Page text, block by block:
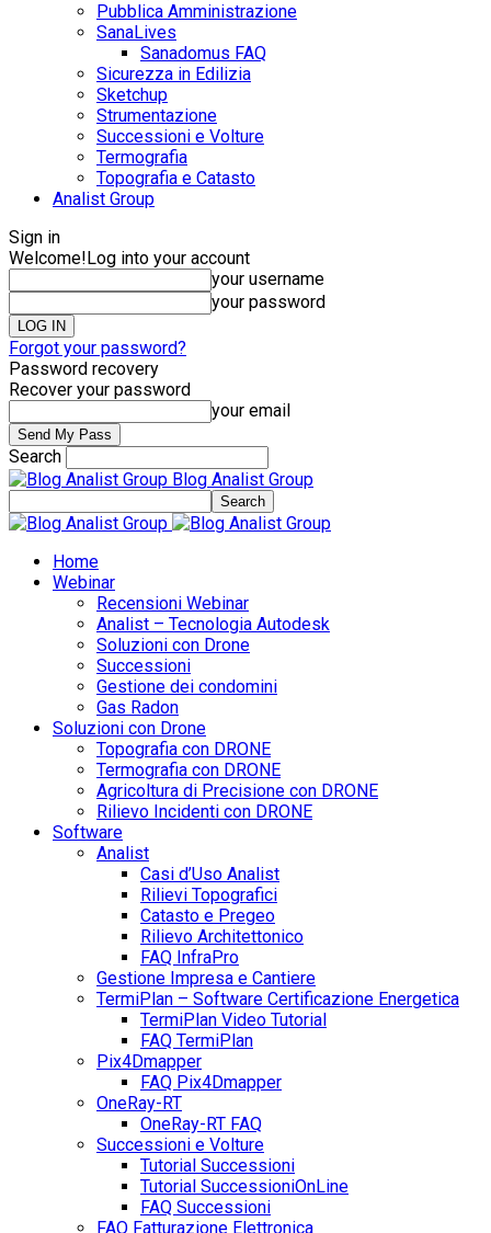
Pubblica Amministrazione
SanaLives
Sanadomus FAQ
Sicurezza in Edilizia
Sketchup
Strumentazione
Successioni e Volture
Termografia
Topografia e Catasto
Analist Group
Sign in
Welcome!Log into your account
your username
your password
Forgot your password?
Password recovery
Recover your password
your email
Search
Blog Analist Group
Home
Webinar
Recensioni Webinar
Analist – Tecnologia Autodesk
Soluzioni con Drone
Successioni
Gestione dei condomini
Gas Radon
Soluzioni con Drone
Topografia con DRONE
Termografia con DRONE
Agricoltura di Precisione con DRONE
Rilievo Incidenti con DRONE
Software
Analist
Casi d’Uso Analist
Rilievi Topografici
Catasto e Pregeo
Rilievo Architettonico
FAQ InfraPro
Gestione Impresa e Cantiere
TermiPlan – Software Certificazione Energetica
TermiPlan Video Tutorial
FAQ TermiPlan
Pix4Dmapper
FAQ Pix4Dmapper
OneRay-RT
OneRay-RT FAQ
Successioni e Volture
Tutorial Successioni
Tutorial SuccessioniOnLine
FAQ Successioni
FAQ Fatturazione Elettronica